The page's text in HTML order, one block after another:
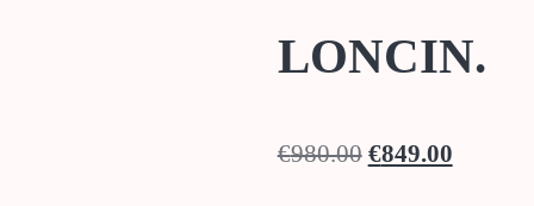
LONCIN.
€980.00 Original
€849.00Η